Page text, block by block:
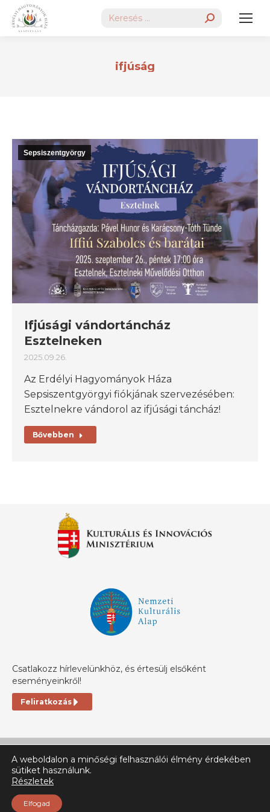
Search:
ifjúság
Sepsiszentgyörgy
Ifjúsági vándortáncház
Esztelneken
2025.09.26.
Az Erdélyi Hagyományok Háza
Sepsiszentgyörgyi fiókjának szervezésében:
Esztelnekre vándorol az ifjúsági táncház!
Bővebben
Csatlakozz hírlevelünkhöz, és értesülj elsőként
eseményeinkről!
Feliratkozás
A weboldalon a minőségi felhasználói élmény érdekében
sütiket használunk.
Részletek
Elfogad